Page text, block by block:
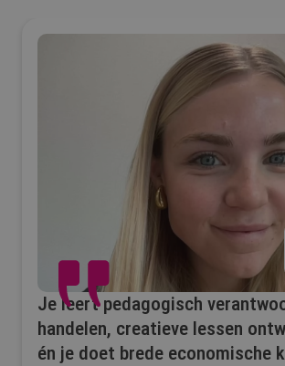
Je leert pedagogisch
handelen, creatieve lessen
én je doet brede economische